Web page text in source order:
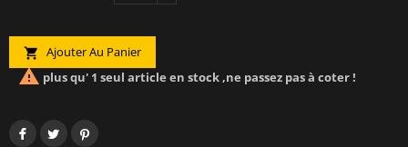
 Ajouter Au Panier
 plus qu' 1 seul article en stock ,ne passez pas à coter !